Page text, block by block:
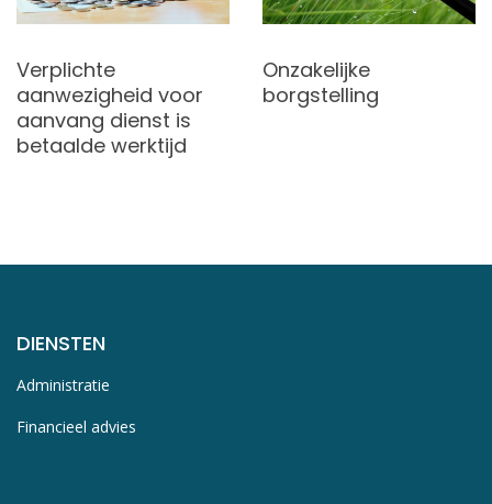
Verplichte
aanwezigheid voor
aanvang dienst is
betaalde werktijd
Onzakelijke
borgstelling
DIENSTEN
Administratie
Financieel advies